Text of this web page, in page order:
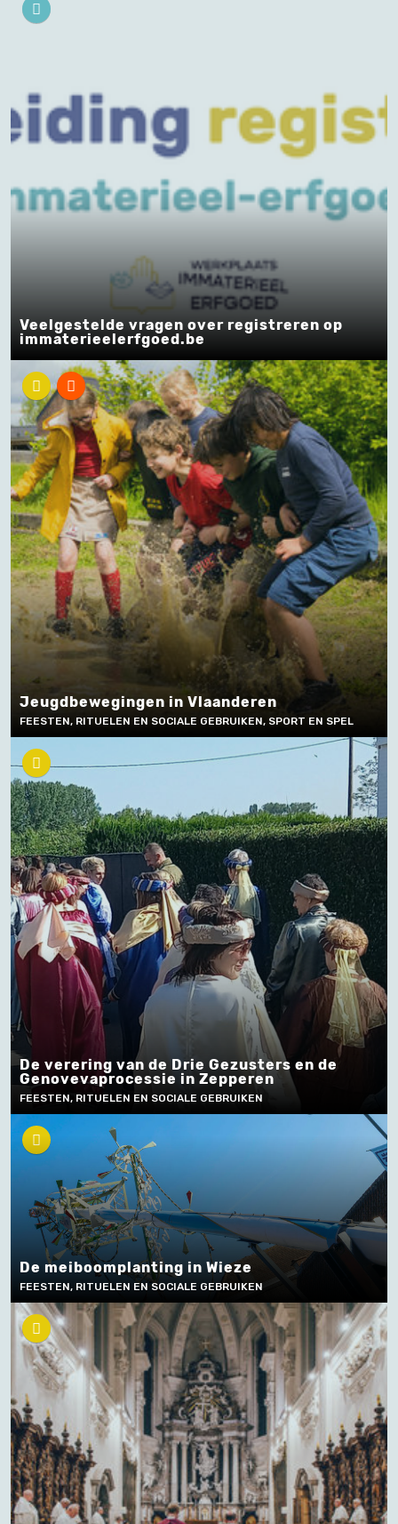
Veelgestelde vragen over registreren op
immaterieelerfgoed.be
Jeugdbewegingen in Vlaanderen
FEESTEN, RITUELEN EN SOCIALE GEBRUIKEN, SPORT EN SPEL
De verering van de Drie Gezusters en de
Genovevaprocessie in Zepperen
FEESTEN, RITUELEN EN SOCIALE GEBRUIKEN
De meiboomplanting in Wieze
FEESTEN, RITUELEN EN SOCIALE GEBRUIKEN